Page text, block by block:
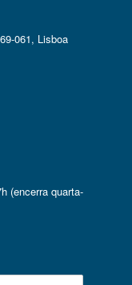
061, Lisboa
(encerra quarta-